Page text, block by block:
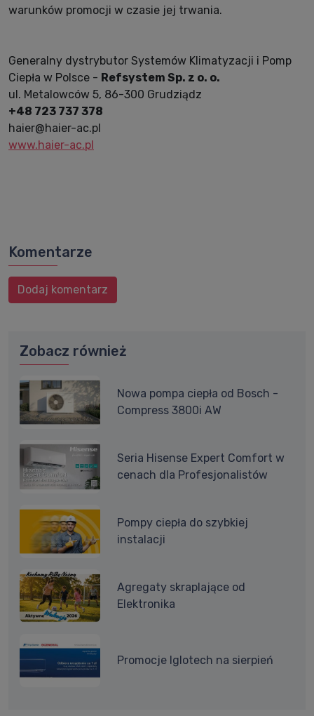
warunków promocji w czasie jej trwania.
Generalny dystrybutor Systemów Klimatyzacji i Pomp
Ciepła w Polsce - Refsystem Sp. z o. o.
ul. Metalowców 5, 86-300 Grudziądz
+48 723 737 378
haier@haier-ac.pl
www.haier-ac.pl
Komentarze
Dodaj komentarz
Zobacz również
Nowa pompa ciepła od Bosch -
Compress 3800i AW
Seria Hisense Expert Comfort w
cenach dla Profesjonalistów
Pompy ciepła do szybkiej
instalacji
Agregaty skraplające od
Elektronika
Promocje Iglotech na sierpień